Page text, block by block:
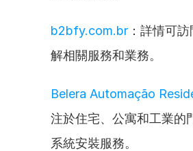
b2bfy.com.br ：詳情可
解相關服務和業務。
Belera Automação
注於住宅、公寓和工業的
系統安裝服務。